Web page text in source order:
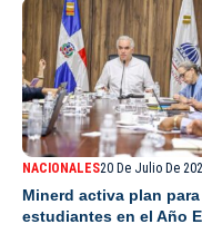
NACIONALES20 De Julio De
Minerd activa plan
estudiantes en el Año